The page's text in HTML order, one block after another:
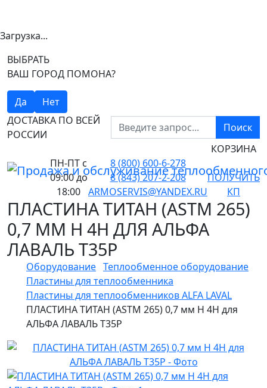
Загрузка...
ВЫБРАТЬ
ВАШ ГОРОД ПОМОНА?
Да
Нет
ДОСТАВКА ПО ВСЕЙ
РОССИИ
Поиск
ПН-ПТ с
09:00 до
18:00
8 (800) 600-6-278
8 (843) 207-2-208
ARMOSERVIS@YANDEX.RU
КОРЗИНА
ПОЛУЧИТЬ
КП
ПЛАСТИНА ТИТАН (ASTM 265)
0,7 ММ H 4H ДЛЯ АЛЬФА
ЛАВАЛЬ T35P
Оборудование Теплообменное оборудование
Пластины для теплообменника
Пластины для теплообменников ALFA LAVAL
ПЛАСТИНА ТИТАН (ASTM 265) 0,7 мм H 4H для
АЛЬФА ЛАВАЛЬ T35P